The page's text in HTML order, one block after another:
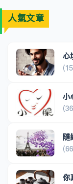
人氣文章
心
小
隨
你